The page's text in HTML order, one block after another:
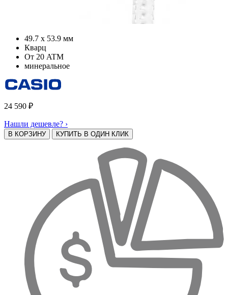
49.7 х 53.9 мм
Кварц
От 20 ATM
минеральное
24 590 ₽
Нашли дешевле? ›
В КОРЗИНУ КУПИТЬ В ОДИН КЛИК